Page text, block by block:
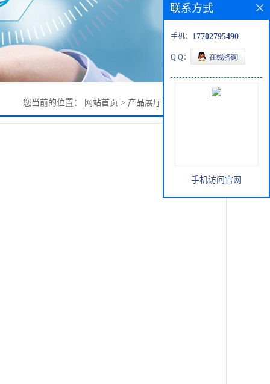
您当前的位置： 网站首页 > 产品展厅
联系方式
手机： 17702795490
Q Q：
手机访问官网